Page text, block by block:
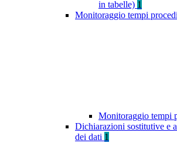
in tabelle) 1
Monitoraggio tempi
Monitoraggio tempi
Dichiarazioni sostitutive e
dei dati 1